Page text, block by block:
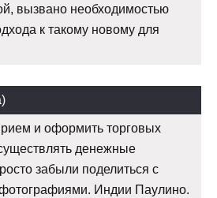
вызвано необходимостью
к такому новому для
и оформить торговых
денежные
забыли поделиться с
Индии Паулино.